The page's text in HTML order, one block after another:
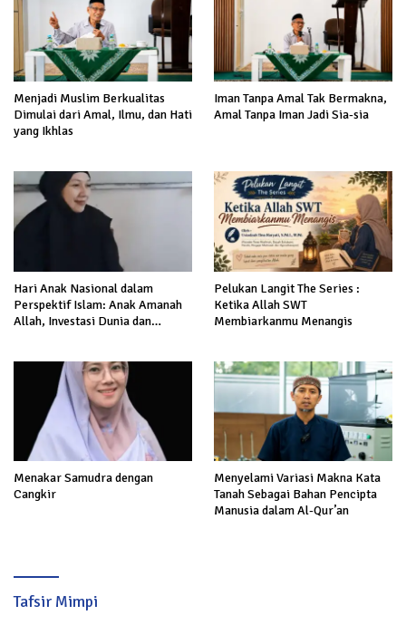
Menjadi Muslim Berkualitas
Dimulai dari Amal, Ilmu, dan Hati
yang Ikhlas
Iman Tanpa Amal Tak Bermakna,
Amal Tanpa Iman Jadi Sia-sia
Hari Anak Nasional dalam
Perspektif Islam: Anak Amanah
Allah, Investasi Dunia dan
Pelukan Langit The Series :
Ketika Allah SWT
Membiarkanmu Menangis
Menakar Samudra dengan
Cangkir
Menyelami Variasi Makna Kata
Tanah Sebagai Bahan Pencipta
Manusia dalam Al-Qur’an
Tafsir Mimpi